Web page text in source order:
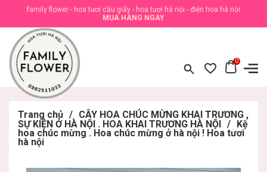
family flower - hoa tươi cầu giấy - hoa tươi hà nội - điện hoa hà nội
MUA HÀNG NGAY
0
Trang chủ / CÂY HOA CHÚC MỪNG KHAI TRƯƠNG ,
SỰ KIỆN Ở HÀ NỘI . HOA KHAI TRƯƠNG HÀ NỘI / Kệ
hoa chúc mừng . Hoa chúc mừng ở hà nội ! Hoa tươi
hà nội